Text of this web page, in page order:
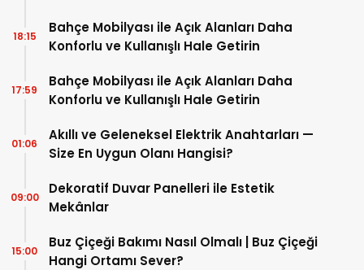
Bahçe Mobilyası ile Açık Alanları Daha
Konforlu ve Kullanışlı Hale Getirin
18:15
Bahçe Mobilyası ile Açık Alanları Daha
Konforlu ve Kullanışlı Hale Getirin
17:59
Akıllı ve Geleneksel Elektrik Anahtarları —
Size En Uygun Olanı Hangisi?
01:06
Dekoratif Duvar Panelleri ile Estetik
Mekânlar
09:00
Buz Çiçeği Bakımı Nasıl Olmalı | Buz Çiçeği
Hangi Ortamı Sever?
15:00